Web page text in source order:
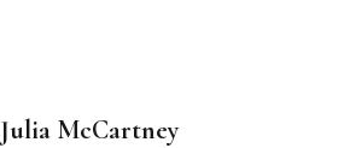
Julia McCartney